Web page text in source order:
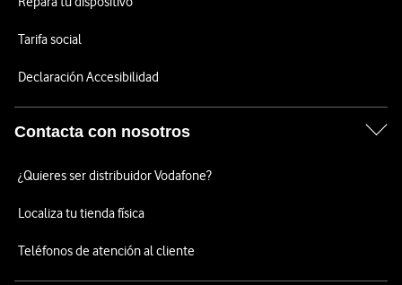
Tarifa social
Declaración Accesibilidad
Contacta con nosotros
¿Quieres ser distribuidor Vodafone?
Localiza tu tienda física
Teléfonos de atención al cliente